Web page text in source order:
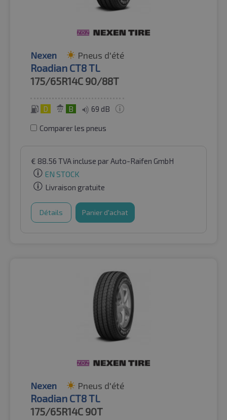
Nexen Pneus d'été
Roadian CT8 TL
175/65R14C 90/88T
D B 69 dB
Comparer les pneus
€ 88.56 TVA incluse par Auto-Raifen GmbH
EN STOCK
Livraison gratuite
Détails Panier d'achat
Nexen Pneus d'été
Roadian CT8 TL
175/65R14C 90T